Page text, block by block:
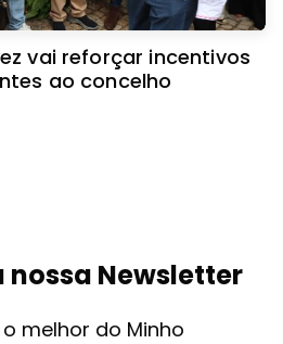
vai reforçar incentivos
ao concelho
nossa Newsletter
melhor do Minho